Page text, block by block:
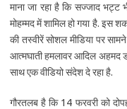
माना जा रहा है कि सज्जाद
मोहम्मद में शामिल हो गया है. इस
की तस्वीरें सोशल मीडिया पर
आत्मघाती हमलावर आदिल अहमद
साथ एक वीडियो संदेश दे रहा है.
गौरतलब है कि 14 फरवरी को